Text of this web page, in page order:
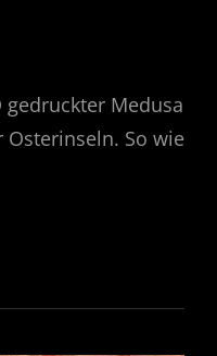
Medusa
Osterinseln. So wie